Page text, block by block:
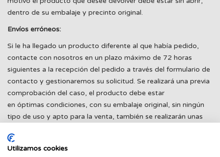
dentro de su embalaje y precinto original.
Envíos erróneos:
Si le ha llegado un producto diferente al que había pedido,
contacte con nosotros en un plazo máximo de 72 horas
siguientes a la recepción del pedido a través del formulario de
contacto y gestionaremos su solicitud. Se realizará una previa
comprobación del caso, el producto debe estar
en óptimas condiciones, con su embalaje original, sin ningún
tipo de uso y apto para la venta, también se realizarán unas
Para agilizar el proceso rogamos nos envíe las siguientes
Utilizamos cookies